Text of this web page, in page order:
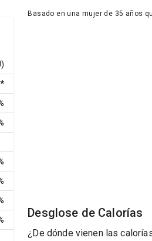
*
Basado en una mujer de 35 años
Desglose de Calorías
¿De dónde vienen las